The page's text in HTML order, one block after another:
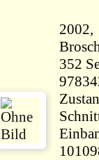
352 Seiten